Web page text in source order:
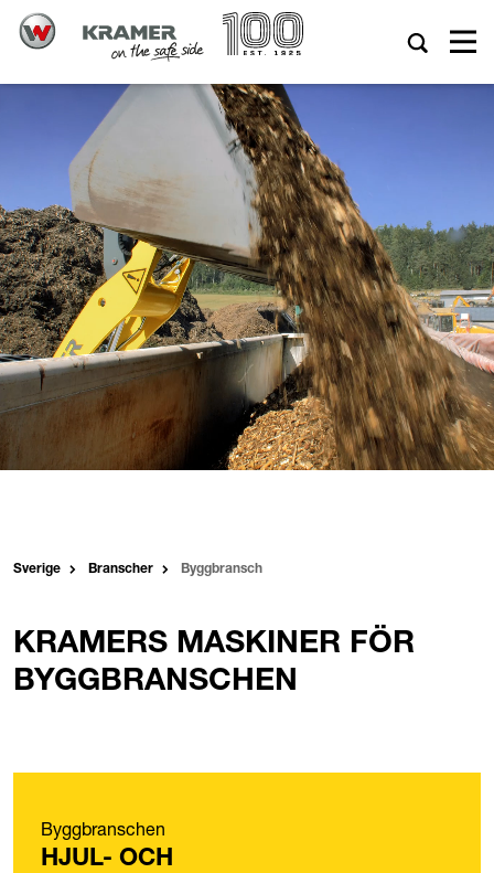
Sverige Branscher Byggbransch
KRAMERS MASKINER FÖR
BYGGBRANSCHEN
Byggbranschen
HJUL- OCH